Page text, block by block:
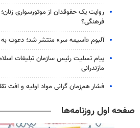
روایت یک حقوقدان از موتورسواری
فرهنگی؟
آلبوم «آسیمه سر» منتشر شد؛ دعوت
پیام تسلیت رئیس سازمان تبلیغات
مازندرانی
فشار هم‌زمان گرانی مواد اولیه و افت
صفحه اول روزنامه‌ها